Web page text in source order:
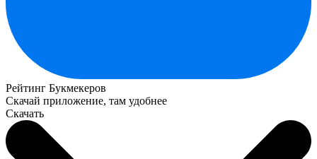
Рейтинг Букмекеров
Скачай приложение, там удобнее
Скачать